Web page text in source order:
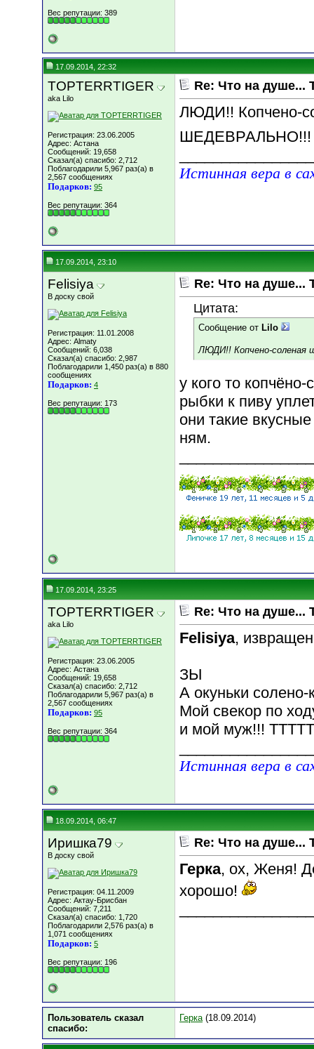
Вес репутации: 389
17.09.2014, 22:32
TOPTERRTIGER
aka Lilo
Регистрация: 23.06.2005
Адрес: Астана
Сообщений: 19,658
Сказал(а) спасибо: 2,712
Поблагодарили 5,967 раз(а) в
2,567 сообщениях
Подарков: 95
Вес репутации: 364
Re: Что на душе...
ЛЮДИ!! Копчено-
Истинная вера в
17.09.2014, 23:10
Felisiya
В доску свой
Регистрация: 11.01.2008
Адрес: Almaty
Сообщений: 6,038
Сказал(а) спасибо: 2,987
Поблагодарили 1,450 раз(а) в 880
сообщениях
Подарков: 4
Вес репутации: 173
Re: Что на душе...
Цитата:
Сообщение от Lilo
ЛЮДИ!! Копчено-
у кого то
рыбки к пиву
они такие
ням.
17.09.2014, 23:25
TOPTERRTIGER
aka Lilo
Регистрация: 23.06.2005
Адрес: Астана
Сообщений: 19,658
Сказал(а) спасибо: 2,712
Поблагодарили 5,967 раз(а) в
2,567 сообщениях
Подарков: 95
Вес репутации: 364
Re: Что на душе...
Felisiya,
ЗЫ
А окуньки
Мой свекор по
и мой муж!!!
Истинная вера в
18.09.2014, 06:47
Иришка79
В доску свой
Регистрация: 04.11.2009
Адрес: Актау-Брисбан
Сообщений: 7,211
Сказал(а) спасибо: 1,720
Поблагодарили 2,576 раз(а) в
1,071 сообщениях
Подарков: 5
Вес репутации: 196
Re: Что на душе...
Герка, ох, Женя!
хорошо!
Пользователь сказал
cпасибо:
Герка(18.09.2014)